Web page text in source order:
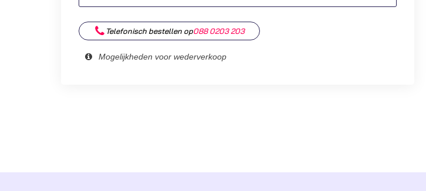
aantal
Telefonisch bestellen op088 0203 203
Mogelijkheden voor wederverkoop